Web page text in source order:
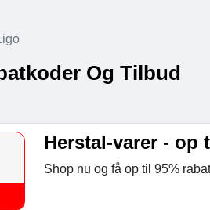
Og Tilbud
Herstal-varer - op
Shop nu og få op til 95%